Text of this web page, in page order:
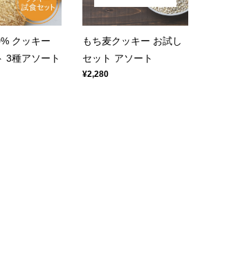
クッキー
3種アソート
もち麦クッキー お試し
セット アソート
¥2,280